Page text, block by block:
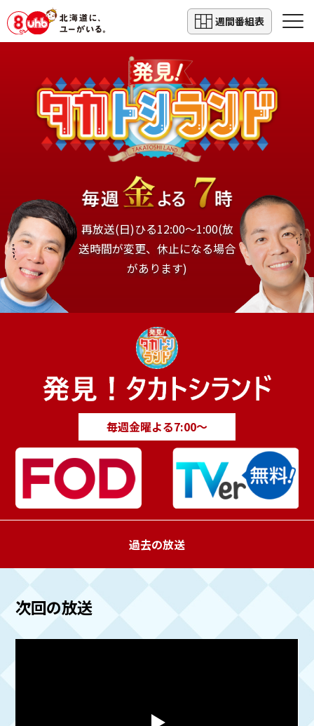
週間番組表
再放送(日)ひる12:00～1:00(放
送時間が変更、休止になる場合
があります)
毎週金曜よる7:00～
過去の放送
次回の放送